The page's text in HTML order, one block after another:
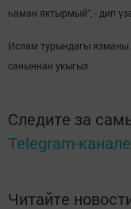
һаман яктырмый", - дип
Ислам турындагы язманы
саныннан укыгыз.
Следите за
Telegram-канале
Читайте